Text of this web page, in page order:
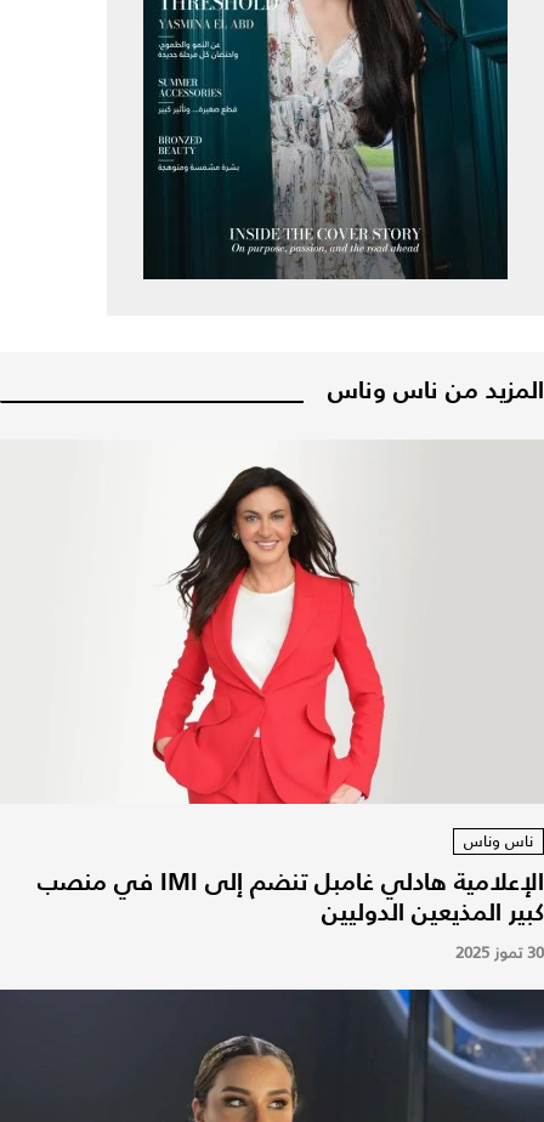
المزيد من ناس وناس
ناس وناس
الإعلامية هادلي غامبل تنضم إلى IMI في منصب
كبير المذيعين الدوليين
30 تموز 2025